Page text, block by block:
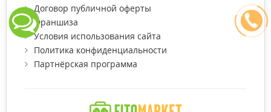
Договор публичной оферты
Франшиза
Условия использования сайта
Политика конфиденциальности
Партнёрская программа